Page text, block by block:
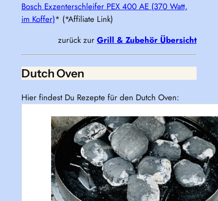
Bosch Exzenterschleifer PEX 400 AE (370 Watt,
im Koffer)* (*Affiliate Link)
zurück zurGrill & Zubehör Übersicht
Dutch Oven
Hier findest Du Rezepte für den Dutch Oven: